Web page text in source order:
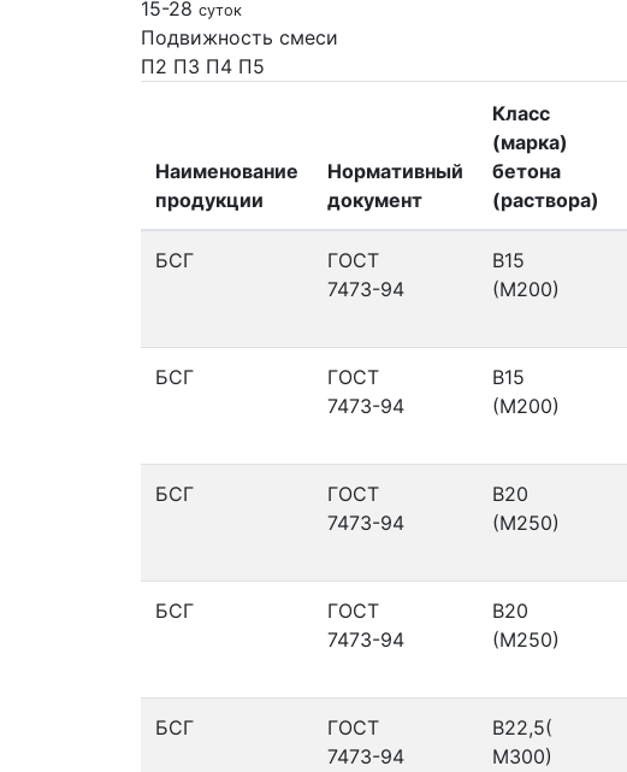
15-28 суток
Подвижность смеси
П2 П3 П4 П5
Наименование
продукции
Нормативный
документ
Класс
(марка)
бетона
(раствора)
БСГ
ГОСТ
7473-94
В15
(М200)
БСГ
ГОСТ
7473-94
В15
(М200)
БСГ
ГОСТ
7473-94
В20
(М250)
БСГ
ГОСТ
7473-94
В20
(М250)
БСГ
ГОСТ
7473-94
В22,5(
М300)